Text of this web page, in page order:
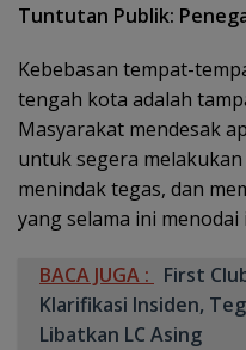
Tuntutan Publik:
Kebebasan tempat-
tengah kota adalah
Masyarakat mendesak
untuk segera
menindak tegas, dan
yang selama ini
BACA JUGA :
First
Klarifikasi Insiden,
Libatkan LC Asing